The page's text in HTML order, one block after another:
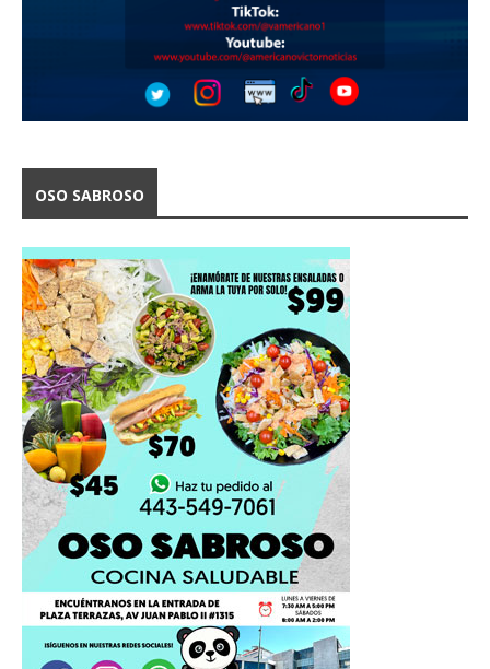
OSO SABROSO